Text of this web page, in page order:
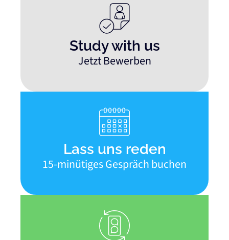
Study with us
Jetzt Bewerben
Lass uns reden
15-minütiges Gespräch buchen